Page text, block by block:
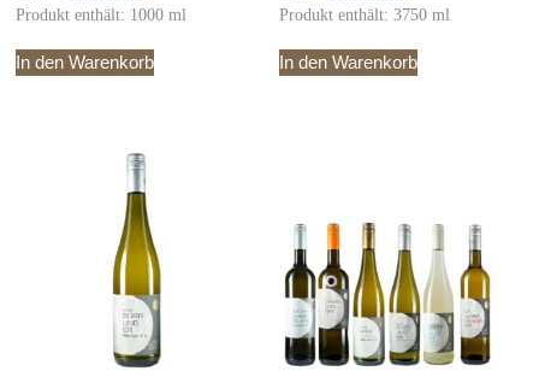
Produkt enthält: 1000ml
In den Warenkorb
Produkt enthält: 3750ml
In den Warenkorb